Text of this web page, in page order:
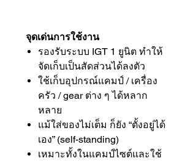
จุดเด่นการใช้งาน
รองรับระบบ IGT 1 ยูนิต ทำให้
จัดเก็บเป็นสัดส่วนได้ลงตัว
ใช้เก็บอุปกรณ์แคมป์ / เครื่อง
ครัว / gear ต่าง ๆ ได้หลาก
หลาย
แม้ใส่ของไม่เต็ม ก็ยัง “ตั้งอยู่ได้
เอง” (self-standing)
เหมาะทั้งในแคมป์ไซต์และใช้